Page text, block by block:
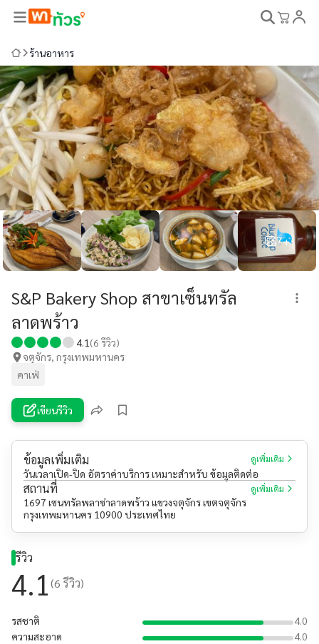
ร้านอาหาร
7+
S&P Bakery Shop สาขาเซ็นทรัล
ลาดพร้าว
4.1 (6 รีวิว)
จตุจักร, กรุงเทพมหานคร
คาเฟ่
เขียนรีวิว
ข้อมูลเพิ่มเติม ดูเพิ่มเติม
วันเวลาเปิด-ปิด อัตราค่าบริการ เหมาะสำหรับ ข้อมูลติดต่อ
สถานที่ ดูเพิ่มเติม
1697 เซนทรัลพลาซ่าลาดพร้าว แขวงจตุจักร เขตจตุจักร
กรุงเทพมหานคร 10900 ประเทศไทย
รีวิว
4.1(6 รีวิว)
รสชาติ
4.0
ความสะอาด
4.0